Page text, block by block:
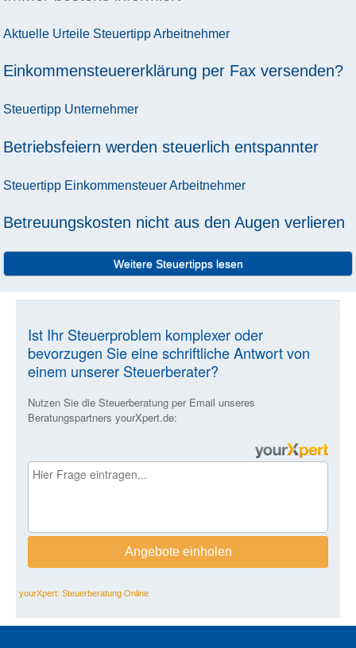
Aktuelle Urteile SteuertippArbeitnehmer
Einkommensteuererklärung per Fax versenden?
Steuertipp Unternehmer
Betriebsfeiern werden steuerlich entspannter
Steuertipp EinkommensteuerArbeitnehmer
Betreuungskosten nicht aus den Augen verlieren
Weitere Steuertipps lesen
yourXpert: Steuerberatung Online